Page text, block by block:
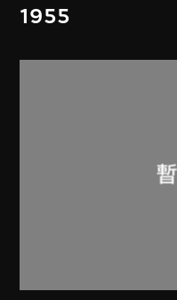
1955